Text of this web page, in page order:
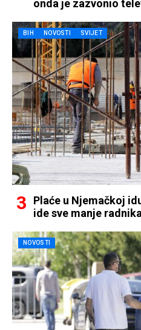
onda je zazvonio
BIH NOVOSTI SVIJET
Plaće u Njemačkoj
ide sve manje
NOVOSTI